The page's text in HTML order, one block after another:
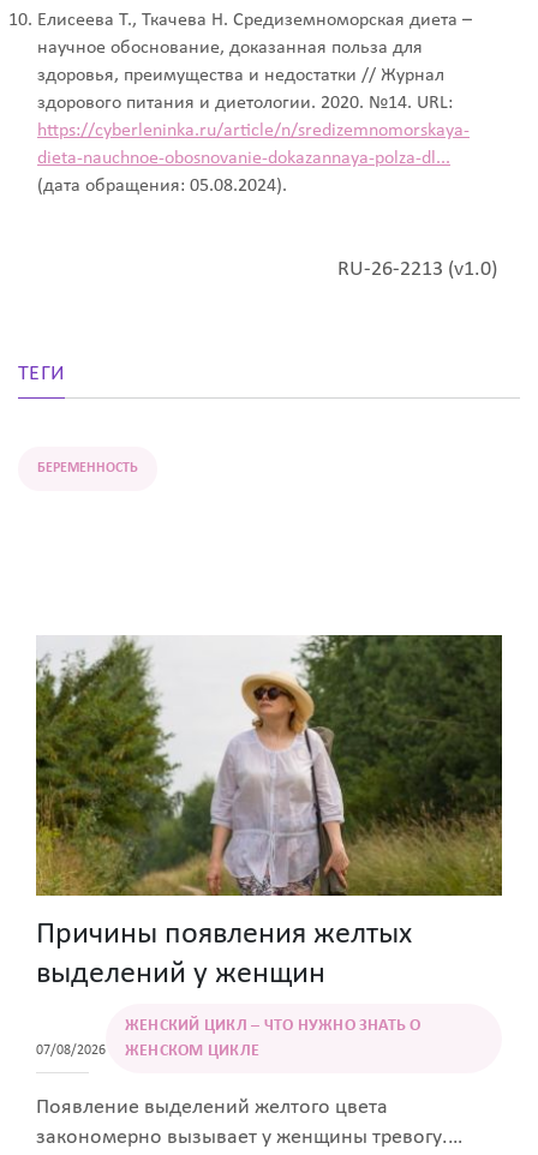
Елисеева Т., Ткачева Н. Средиземноморская диета –
научное обоснование, доказанная польза для
здоровья, преимущества и недостатки // Журнал
здорового питания и диетологии. 2020. №14. URL:
https://cyberleninka.ru/article/n/sredizemnomorskaya-
dieta-nauchnoe-obosnovanie-dokazannaya-polza-dl...
(дата обращения: 05.08.2024).
RU-26-2213 (v1.0)
ТЕГИ
БЕРЕМЕННОСТЬ
Причины появления желтых
выделений у женщин
07/08/2026
ЖЕНСКИЙ ЦИКЛ – ЧТО НУЖНО ЗНАТЬ О
ЖЕНСКОМ ЦИКЛЕ
Появление выделений желтого цвета
закономерно вызывает у женщины тревогу.